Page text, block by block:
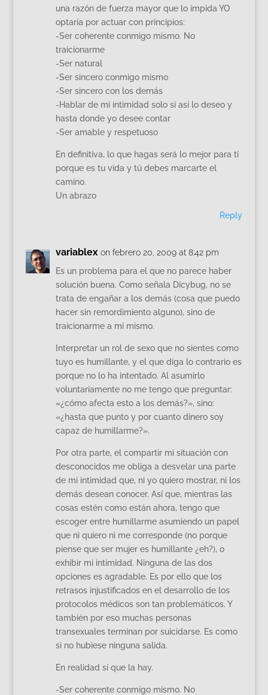
una razón de fuerza mayor que lo impida YO
optaría por actuar con principios:
-Ser coherente conmigo mismo. No
traicionarme
-Ser natural
-Ser sincero conmigo mismo
-Ser sincero con los demás
-Hablar de mi intimidad solo si así lo deseo y
hasta donde yo desee contar
-Ser amable y respetuoso
En definitiva, lo que hagas será lo mejor para ti
porque es tu vida y tú debes marcarte el
camino.
Un abrazo
Reply
variablex on febrero 20, 2009 at 8:42 pm
Es un problema para el que no parece haber
solución buena. Como señala Dicybug, no se
trata de engañar a los demás (cosa que puedo
hacer sin remordimiento alguno), sino de
traicionarme a mi mismo.
Interpretar un rol de sexo que no sientes como
tuyo es humillante, y el que diga lo contrario es
porque no lo ha intentado. Al asumirlo
voluntariamente no me tengo que preguntar:
«¿cómo afecta esto a los demás?», sino:
«¿hasta que punto y por cuanto dinero soy
capaz de humillarme?».
Por otra parte, el compartir mi situación con
desconocidos me obliga a desvelar una parte
de mi intimidad que, ni yo quiero mostrar, ni los
demás desean conocer. Así que, mientras las
cosas estén como están ahora, tengo que
escoger entre humillarme asumiendo un papel
que ni quiero ni me corresponde (no porque
piense que ser mujer es humillante ¿eh?), o
exhibir mi intimidad. Ninguna de las dos
opciones es agradable. Es por ello que los
retrasos injustificados en el desarrollo de los
protocolos médicos son tan problemáticos. Y
también por eso muchas personas
transexuales terminan por suicidarse. Es como
si no hubiese ninguna salida.
En realidad sí que la hay.
-Ser coherente conmigo mismo. No